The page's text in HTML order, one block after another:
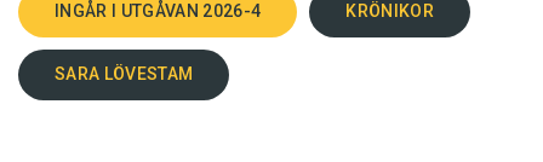
INGÅR I UTGÅVAN 2026-4 KRÖNIKOR
SARA LÖVESTAM